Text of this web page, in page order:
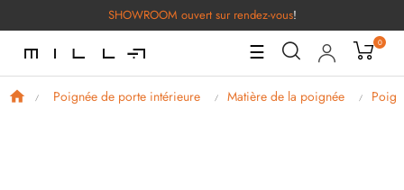
SHOWROOM ouvert sur rendez-vous!
Basculer
la
navigation
☰ 0
Poignée de porte intérieure Matière de la poignée